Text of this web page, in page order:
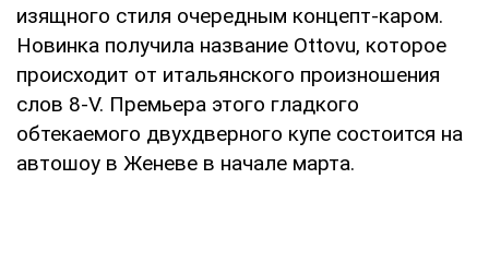
изящного стиля очередным концепт-каром.
Новинка получила название Ottovu, которое
происходит от итальянского произношения
слов 8-V. Премьера этого гладкого
обтекаемого двухдверного купе состоится на
автошоу в Женеве в начале марта.